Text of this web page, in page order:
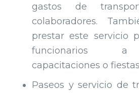
gastos de
colaboradores.
prestar este servicio
funcionarios a
capacitaciones o
Paseos y servicio de